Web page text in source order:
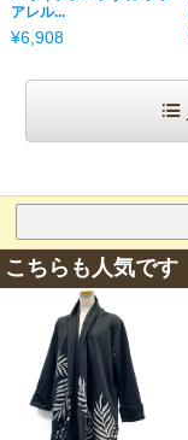
アレル...
¥6,908
こちらも人気です